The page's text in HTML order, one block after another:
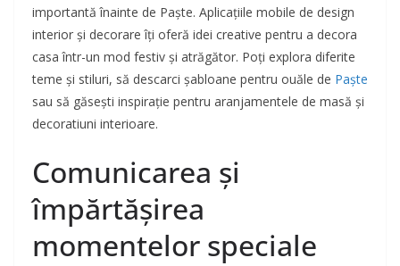
importantă înainte de Paște. Aplicațiile mobile de design
interior și decorare îți oferă idei creative pentru a decora
casa într-un mod festiv și atrăgător. Poți explora diferite
teme și stiluri, să descarci șabloane pentru ouăle de Paște
sau să găsești inspirație pentru aranjamentele de masă și
decoratiuni interioare.
Comunicarea și
împărtășirea
momentelor speciale